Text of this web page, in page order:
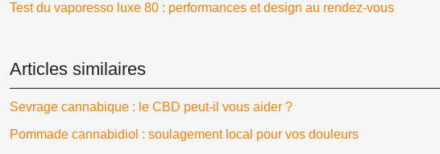
Test du vaporesso luxe 80 : performances et design au rendez-vous
Articles similaires
Sevrage cannabique : le CBD peut-il vous aider ?
Pommade cannabidiol : soulagement local pour vos douleurs